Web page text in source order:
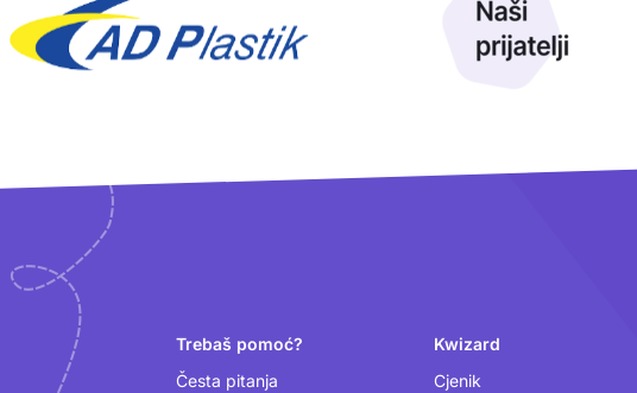
Trebaš pomoć?
Česta pitanja
Kwizard
Cjenik